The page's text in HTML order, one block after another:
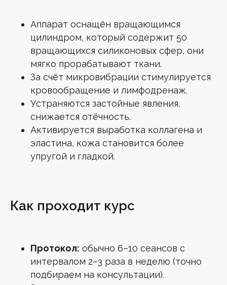
Аппарат оснащён вращающимся
цилиндром, который содержит 50
вращающихся силиконовых сфер, они
мягко прорабатывают ткани.
За счёт микровибрации стимулируется
кровообращение и лимфодренаж.
Устраняются застойные явления,
снижается отёчность.
Активируется выработка коллагена и
эластина, кожа становится более
упругой и гладкой.
Как проходит курс
Протокол: обычно 6–10 сеансов с
интервалом 2–3 раза в неделю (точно
подбираем на консультации).